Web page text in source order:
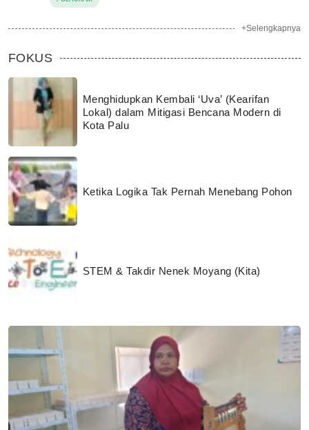
+Selengkapnya
FOKUS
Menghidupkan Kembali ‘Uva’ (Kearifan
Lokal) dalam Mitigasi Bencana Modern di
Kota Palu
Ketika Logika Tak Pernah Menebang Pohon
STEM & Takdir Nenek Moyang (Kita)